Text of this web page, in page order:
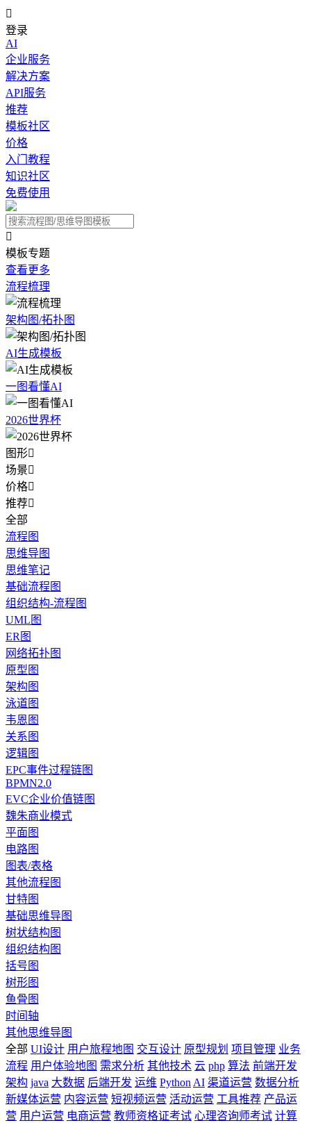

登录
AI
企业服务
解决方案
API服务
推荐
模板社区
价格
入门教程
知识社区
免费使用

模板专题
查看更多
流程梳理
架构图/拓扑图
AI生成模板
一图看懂AI
2026世界杯
图形
场景
价格
推荐
全部
流程图
思维导图
思维笔记
基础流程图
组织结构-流程图
UML图
ER图
网络拓扑图
原型图
架构图
泳道图
韦恩图
关系图
逻辑图
EPC事件过程链图
BPMN2.0
EVC企业价值链图
魏朱商业模式
平面图
电路图
图表/表格
其他流程图
甘特图
基础思维导图
树状结构图
组织结构图
括号图
树形图
鱼骨图
时间轴
其他思维导图
全部 UI设计 用户旅程地图 交互设计 原型规划 项目管理 业务
流程 用户体验地图 需求分析 其他技术 云 php 算法 前端开发
架构 java 大数据 后端开发 运维 Python AI 渠道运营 数据分析
新媒体运营 内容运营 短视频运营 活动运营 工具推荐 产品运
营 用户运营 电商运营 教师资格证考试 心理咨询师考试 计算